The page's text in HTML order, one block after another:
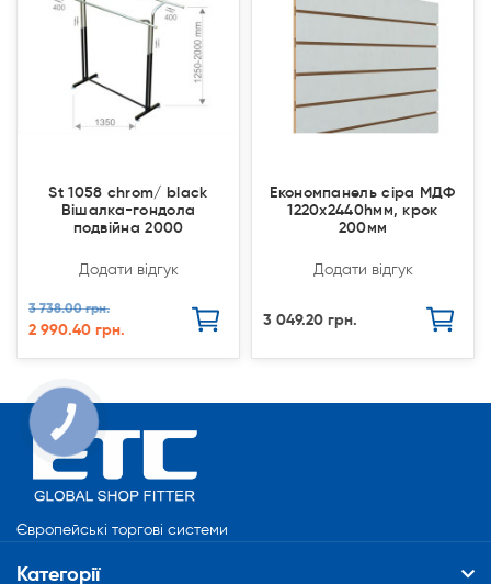
St 1058 chrom/ black
Вішалка-гондола
подвійна 2000
Додати відгук
3 738.00 грн.
2 990.40 грн.
Економпанель сіра МДФ
1220х2440hмм, крок
200мм
Додати відгук
3 049.20 грн.
Європейські торгові системи
Категорії
КНОПКА
СВЯЗИ